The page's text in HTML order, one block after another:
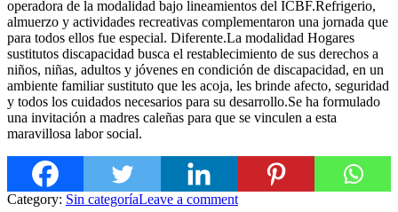
operadora de la modalidad bajo lineamientos del ICBF.Refrigerio,
almuerzo y actividades recreativas complementaron una jornada que
para todos ellos fue especial. Diferente.La modalidad Hogares
sustitutos discapacidad busca el restablecimiento de sus derechos a
niños, niñas, adultos y jóvenes en condición de discapacidad, en un
ambiente familiar sustituto que les acoja, les brinde afecto, seguridad
y todos los cuidados necesarios para su desarrollo.Se ha formulado
una invitación a madres caleñas para que se vinculen a esta
maravillosa labor social.
Category: Sin categoríaLeave a comment